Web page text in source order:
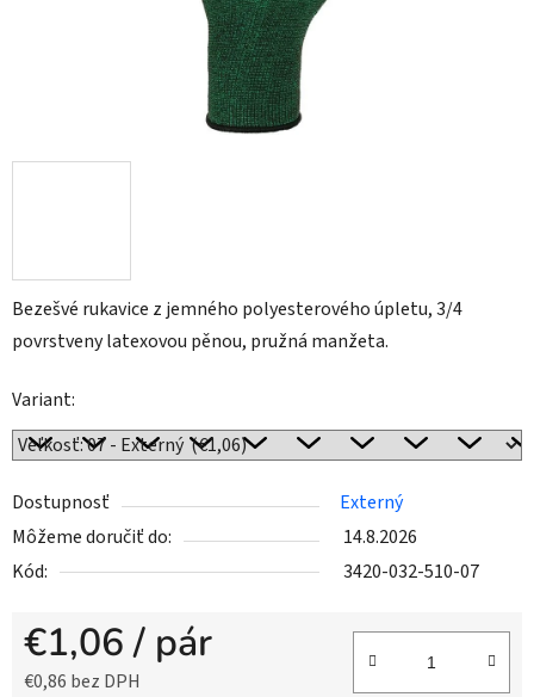
Bezešvé rukavice z jemného polyesterového úpletu, 3/4
povrstveny latexovou pěnou, pružná manžeta.
Variant:
Dostupnosť
Externý
Môžeme doručiť do:
14.8.2026
Kód:
3420-032-510-07
€1,06/ pár
€0,86 bez DPH